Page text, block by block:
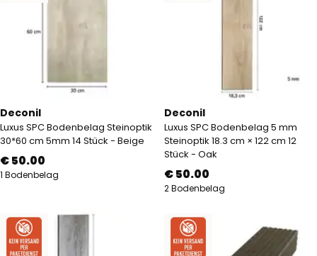
Deconil
Luxus SPC Bodenbelag Steinoptik
30*60 cm 5mm 14 Stück - Beige
€ 50.00
1 Bodenbelag
Deconil
Luxus SPC Bodenbelag 5 mm
Steinoptik 18.3 cm × 122 cm 12
Stück - Oak
€ 50.00
2 Bodenbelag